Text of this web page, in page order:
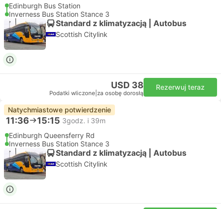
Edinburgh Bus Station
Inverness Bus Station Stance 3
Standard z klimatyzacją | Autobus
Scottish Citylink
USD 38
Podatki wliczone za osobę dorosłą
Rezerwuj teraz
Natychmiastowe potwierdzenie
11:36 15:15 3godz. i 39m
Edinburgh Queensferry Rd
Inverness Bus Station Stance 3
Standard z klimatyzacją | Autobus
Scottish Citylink